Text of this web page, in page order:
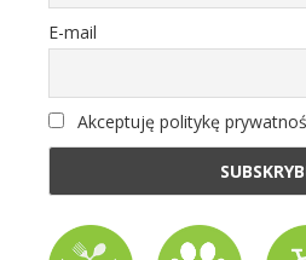
E-mail
Akceptuję politykę